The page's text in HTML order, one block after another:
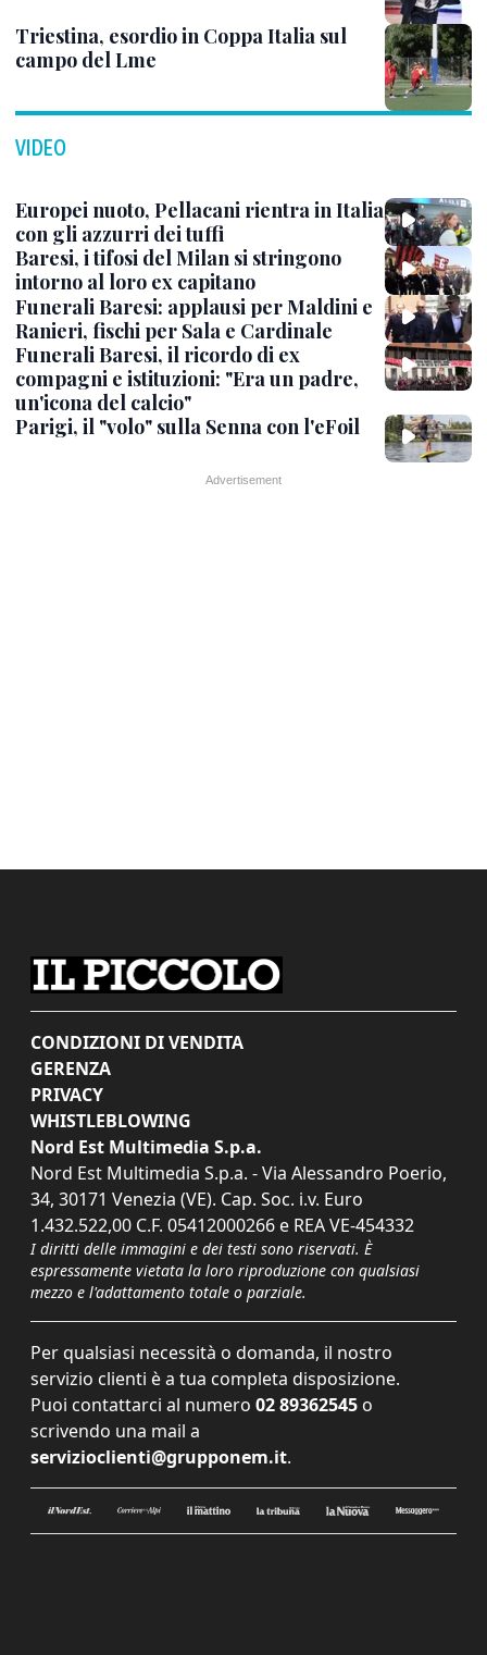
Triestina, esordio in Coppa Italia sul
campo del Lme
VIDEO
Europei nuoto, Pellacani rientra in Italia
con gli azzurri dei tuffi
Baresi, i tifosi del Milan si stringono
intorno al loro ex capitano
Funerali Baresi: applausi per Maldini e
Ranieri, fischi per Sala e Cardinale
Funerali Baresi, il ricordo di ex
compagni e istituzioni: "Era un padre,
un'icona del calcio"
Parigi, il "volo" sulla Senna con l'eFoil
CONDIZIONI DI VENDITA
GERENZA
PRIVACY
WHISTLEBLOWING
Nord Est Multimedia S.p.a.
Nord Est Multimedia S.p.a. - Via Alessandro Poerio,
34, 30171 Venezia (VE). Cap. Soc. i.v. Euro
1.432.522,00 C.F. 05412000266 e REA VE-454332
I diritti delle immagini e dei testi sono riservati. È
espressamente vietata la loro riproduzione con qualsiasi
mezzo e l'adattamento totale o parziale.
Per qualsiasi necessità o domanda, il nostro
servizio clienti è a tua completa disposizione.
Puoi contattarci al numero 02 89362545 o
scrivendo una mail a
servizioclienti@grupponem.it.